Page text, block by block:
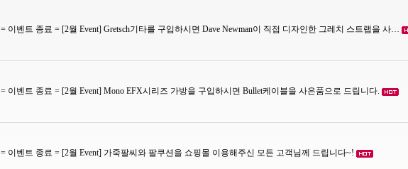
= 이벤트 종료 = [2월 Event] Gretsch기타를 구입하시면 Dave Newman이 직접 디자인한 그레치 스트랩을 사…
= 이벤트 종료 = [2월 Event] Mono EFX시리즈 가방을 구입하시면 Bullet케이블을 사은품으로 드립니다.
= 이벤트 종료 = [2월 Event] 가죽팔씨와 팔쿠션을 쇼핑몰 이용해주신 모든 고객님께 드립니다~!